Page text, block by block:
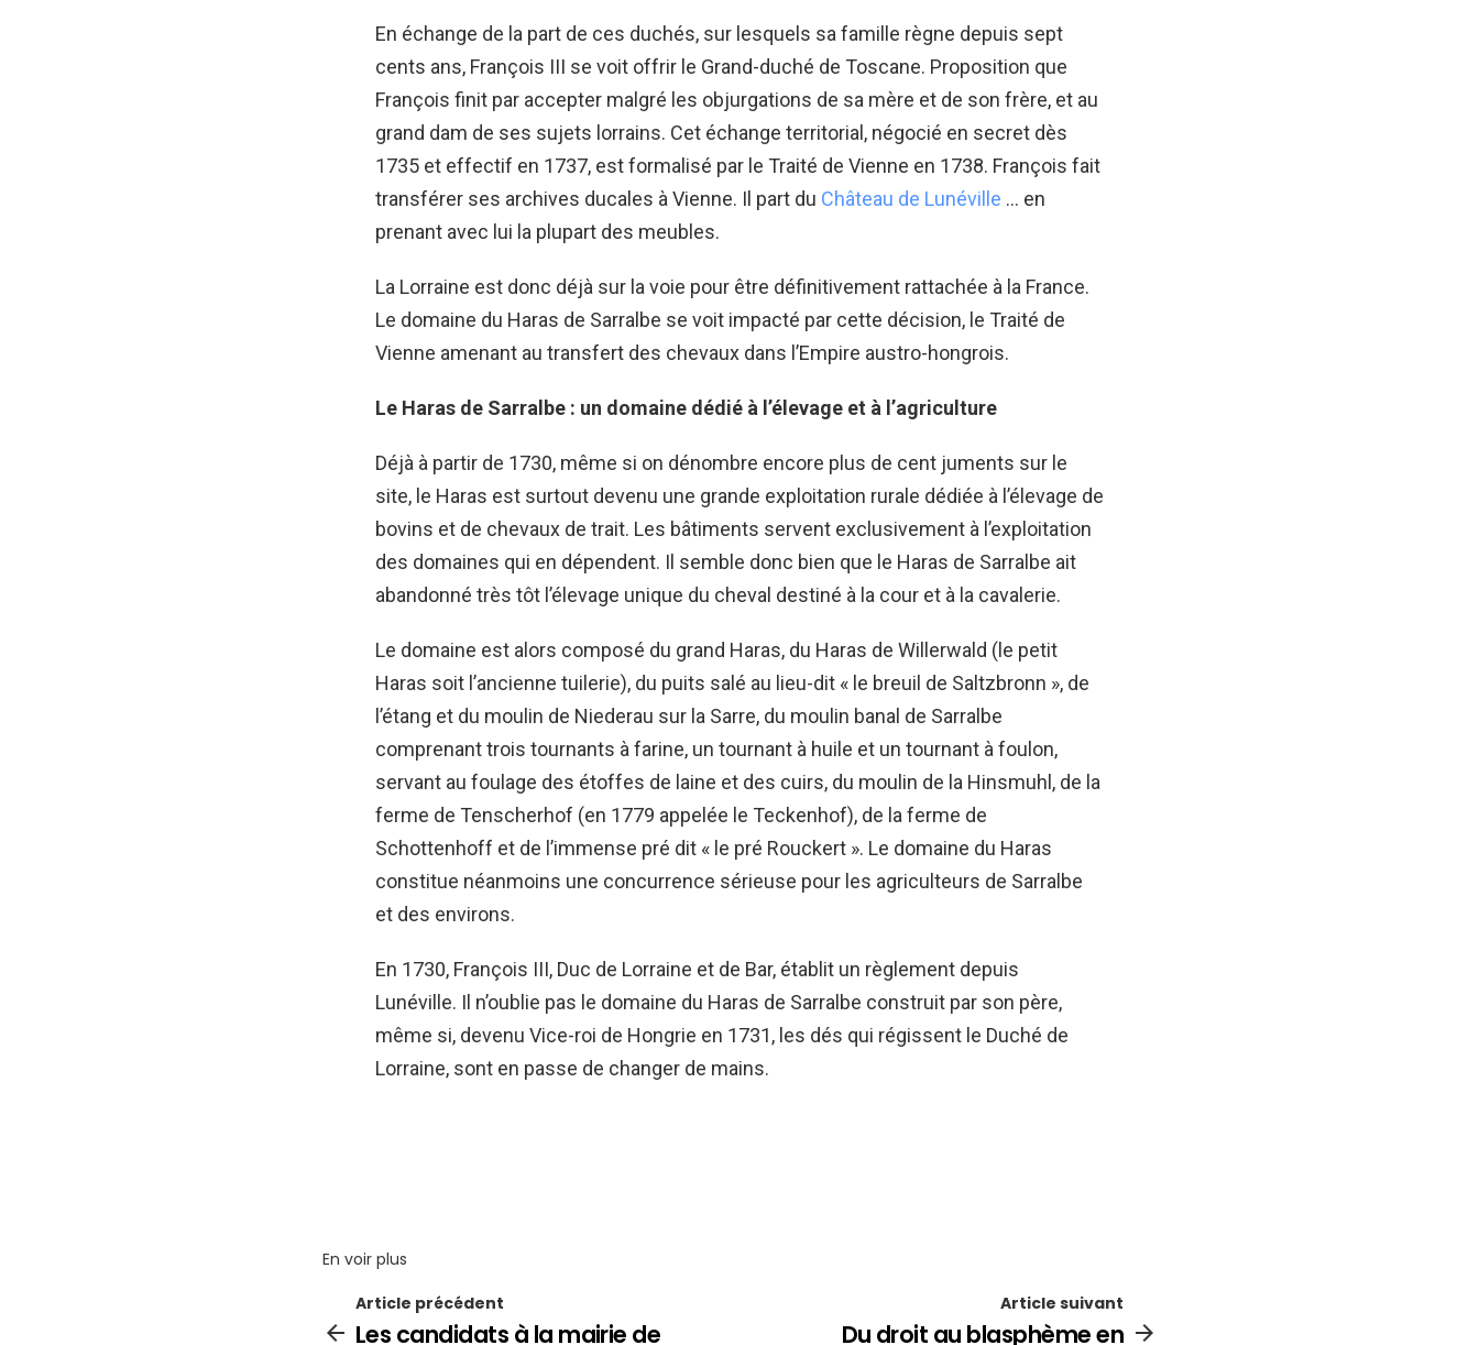
En échange de la part de ces duchés, sur lesquels sa famille règne depuis sept
cents ans, François III se voit offrir le Grand-duché de Toscane. Proposition que
François finit par accepter malgré les objurgations de sa mère et de son frère, et au
grand dam de ses sujets lorrains. Cet échange territorial, négocié en secret dès
1735 et effectif en 1737, est formalisé par le Traité de Vienne en 1738. François fait
transférer ses archives ducales à Vienne. Il part du Château de Lunéville … en
prenant avec lui la plupart des meubles.
La Lorraine est donc déjà sur la voie pour être définitivement rattachée à la France.
Le domaine du Haras de Sarralbe se voit impacté par cette décision, le Traité de
Vienne amenant au transfert des chevaux dans l’Empire austro-hongrois.
Le Haras de Sarralbe : un domaine dédié à l’élevage et à l’agriculture
Déjà à partir de 1730, même si on dénombre encore plus de cent juments sur le
site, le Haras est surtout devenu une grande exploitation rurale dédiée à l’élevage de
bovins et de chevaux de trait. Les bâtiments servent exclusivement à l’exploitation
des domaines qui en dépendent. Il semble donc bien que le Haras de Sarralbe ait
abandonné très tôt l’élevage unique du cheval destiné à la cour et à la cavalerie.
Le domaine est alors composé du grand Haras, du Haras de Willerwald (le petit
Haras soit l’ancienne tuilerie), du puits salé au lieu-dit « le breuil de Saltzbronn », de
l’étang et du moulin de Niederau sur la Sarre, du moulin banal de Sarralbe
comprenant trois tournants à farine, un tournant à huile et un tournant à foulon,
servant au foulage des étoffes de laine et des cuirs, du moulin de la Hinsmuhl, de la
ferme de Tenscherhof (en 1779 appelée le Teckenhof), de la ferme de
Schottenhoff et de l’immense pré dit « le pré Rouckert ». Le domaine du Haras
constitue néanmoins une concurrence sérieuse pour les agriculteurs de Sarralbe
et des environs.
En 1730, François III, Duc de Lorraine et de Bar, établit un règlement depuis
Lunéville. Il n’oublie pas le domaine du Haras de Sarralbe construit par son père,
même si, devenu Vice-roi de Hongrie en 1731, les dés qui régissent le Duché de
Lorraine, sont en passe de changer de mains.
En voir plus
Article précédent
Les candidats à la mairie de
Article suivant
Du droit au blasphème en